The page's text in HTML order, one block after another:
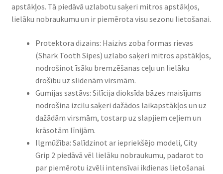
apstākļos. Tā piedāvā uzlabotu saķeri mitros apstākļos,
lielāku nobraukumu un ir piemērota visu sezonu lietošanai.
Protektora dizains: Haizivs zoba formas rievas
(Shark Tooth Sipes) uzlabo saķeri mitros apstākļos,
nodrošinot īsāku bremzēšanas ceļu un lielāku
drošību uz slidenām virsmām.
Gumijas sastāvs: Silīcija dioksīda bāzes maisījums
nodrošina izcilu saķeri dažādos laikapstākļos un uz
dažādām virsmām, tostarp uz slapjiem ceļiem un
krāsotām līnijām.
Ilgmūžība: Salīdzinot ar iepriekšējo modeli, City
Grip 2 piedāvā vēl lielāku nobraukumu, padarot to
par piemērotu izvēli intensīvai ikdienas lietošanai.